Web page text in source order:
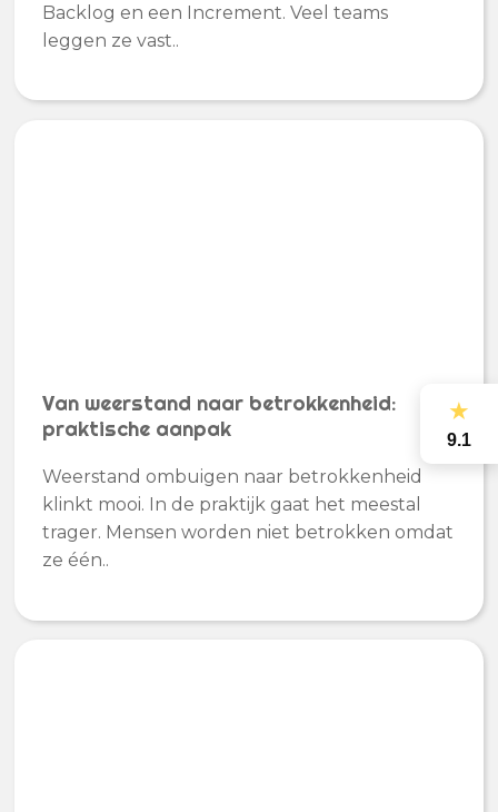
Backlog en een Increment. Veel teams
leggen ze vast..
Van weerstand naar betrokkenheid:
praktische aanpak
Weerstand ombuigen naar betrokkenheid
klinkt mooi. In de praktijk gaat het meestal
trager. Mensen worden niet betrokken omdat
ze één..
★
9.1